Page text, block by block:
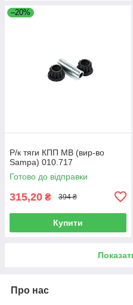
–20%
Р/к тяги КПП MB (вир-во
Sampa) 010.717
Готово до відправки
315,20 ₴ 394 ₴
Купити
Про нас